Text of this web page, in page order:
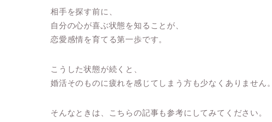
相手を探す前に、
自分の心が喜ぶ状態を知ることが、
恋愛感情を育てる第一歩です。
こうした状態が続くと、
婚活そのものに疲れを感じてしまう方も少なくありません。
そんなときは、こちらの記事も参考にしてみてください。